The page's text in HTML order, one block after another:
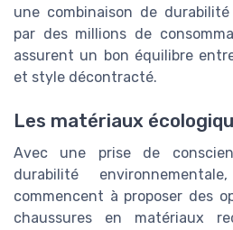
une combinaison de
par des millions de
assurent un bon équilibre
et style décontracté.
Les matériaux
Avec une prise de
durabilité
commencent à proposer des
chaussures en matériaux